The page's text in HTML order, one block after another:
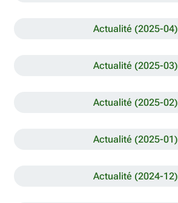
Actualité (2025-04)
Actualité (2025-03)
Actualité (2025-02)
Actualité (2025-01)
Actualité (2024-12)